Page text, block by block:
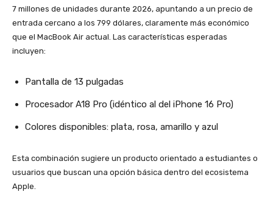
7 millones de unidades durante 2026, apuntando a un precio de
entrada cercano a los 799 dólares, claramente más económico
que el MacBook Air actual. Las características esperadas
incluyen:
Pantalla de 13 pulgadas
Procesador A18 Pro (idéntico al del iPhone 16 Pro)
Colores disponibles: plata, rosa, amarillo y azul
Esta combinación sugiere un producto orientado a estudiantes o
usuarios que buscan una opción básica dentro del ecosistema
Apple.